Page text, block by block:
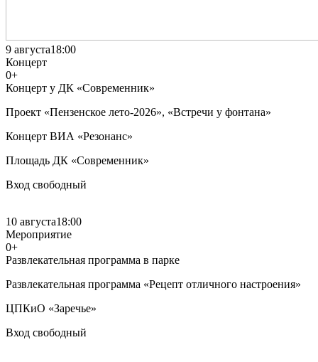
9 августа18:00
Концерт
0+
Концерт у ДК «Современник»
Проект «Пензенское лето-2026», «Встречи у фонтана»
Концерт ВИА «Резонанс»
Площадь ДК «Современник»
Вход свободный
10 августа18:00
Мероприятие
0+
Развлекательная программа в парке
Развлекательная программа «Рецепт отличного настроения»
ЦПКиО «Заречье»
Вход свободный